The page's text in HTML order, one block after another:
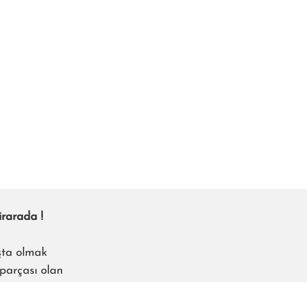
!
olmak
olan